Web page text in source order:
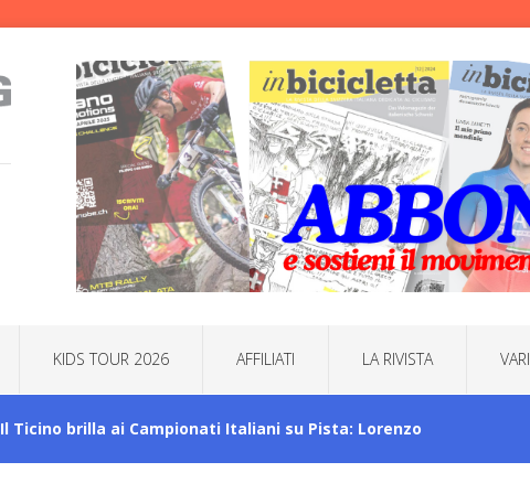
KIDS TOUR 2026 AFFILIATI LA RIVISTA
Il Ticino brilla ai Campionati Italiani su Pista: Lorenzo